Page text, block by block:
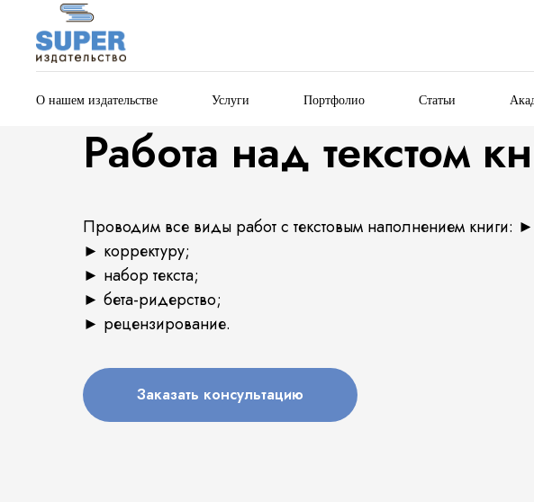
О нашем издательстве Услуги Портфолио Статьи
Работа над текстом
Проводим все виды работ с текстовым наполнением книги:
► корректуру;
► набор текста;
► бета-ридерство;
► рецензирование.
Заказать консультацию